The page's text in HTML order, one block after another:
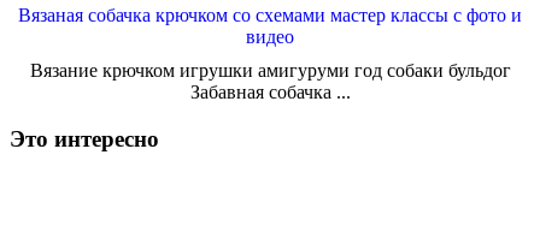
Вязаная собачка крючком со схемами мастер классы с фото и
видео
Вязание крючком игрушки амигуруми год собаки бульдог
Забавная собачка ...
Это интересно